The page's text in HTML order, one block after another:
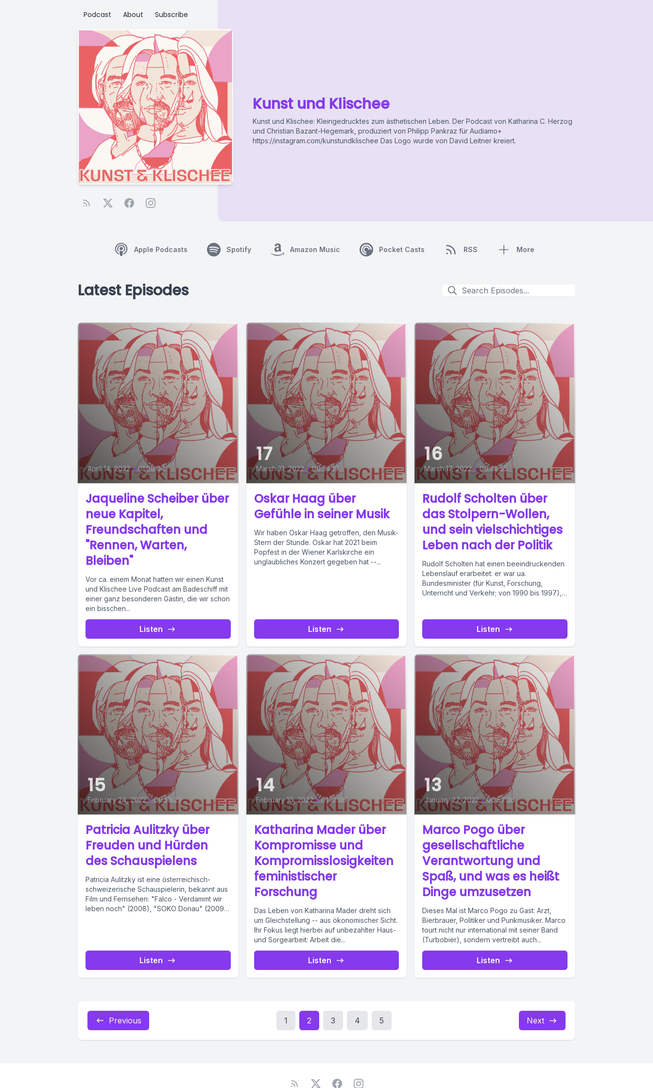
Podcast About Subscribe
Kunst und Klischee
Kunst und Klischee: Kleingedrucktes zum ästhetischen Leben. Der Podcast von Katharina C. Herzog
und Christian Bazant-Hegemark, produziert von Philipp Pankraz für Audiamo+
https://instagram.com/kunstundklischee Das Logo wurde von David Leitner kreiert.
Apple Podcasts Spotify Amazon Music Pocket Casts RSS More
Latest Episodes
April 14, 2022 • 01:06:04
Jaqueline Scheiber über
neue Kapitel,
Freundschaften und
"Rennen, Warten,
Bleiben"
Vor ca. einem Monat hatten wir einen Kunst
und Klischee Live Podcast am Badeschiff mit
einer ganz besonderen Gästin, die wir schon
ein bisschen...
Listen
17
March 31, 2022 • 00:54:19
Oskar Haag über
Gefühle in seiner Musik
Wir haben Oskar Haag getroffen, den Musik-
Stern der Stunde. Oskar hat 2021 beim
Popfest in der Wiener Karlskirche ein
unglaubliches Konzert gegeben hat --...
Listen
16
March 17, 2022 • 00:48:55
Rudolf Scholten über
das Stolpern-Wollen,
und sein vielschichtiges
Leben nach der Politik
Rudolf Scholten hat einen beeindruckenden
Lebenslauf erarbeitet: er war ua.
Bundesminister (für Kunst, Forschung,
Unterricht und Verkehr; von 1990 bis 1997),
Listen
15
February 24, 2022 • 00:58:29
Patricia Aulitzky über
Freuden und Hürden
des Schauspielens
Patricia Aulitzky ist eine österreichisch-
schweizerische Schauspielerin, bekannt aus
Film und Fernsehen: "Falco - Verdammt wir
leben noch" (2008), "SOKO Donau" (2009),
Listen
14
February 10, 2022 • 01:10:06
Katharina Mader über
Kompromisse und
Kompromisslosigkeiten
feministischer
Forschung
Das Leben von Katharina Mader dreht sich
um Gleichstellung -- aus ökonomischer Sicht.
Ihr Fokus liegt hierbei auf unbezahlter Haus-
und Sorgearbeit: Arbeit die...
Listen
13
January 27, 2022 • 00:57:26
Marco Pogo über
gesellschaftliche
Verantwortung und
Spaß, und was es heißt
Dinge umzusetzen
Dieses Mal ist Marco Pogo zu Gast: Arzt,
Bierbrauer, Politiker und Punkmusiker. Marco
tourt nicht nur international mit seiner Band
(Turbobier), sondern vertreibt auch...
Listen
Previous 1 2 3 4 5 Next